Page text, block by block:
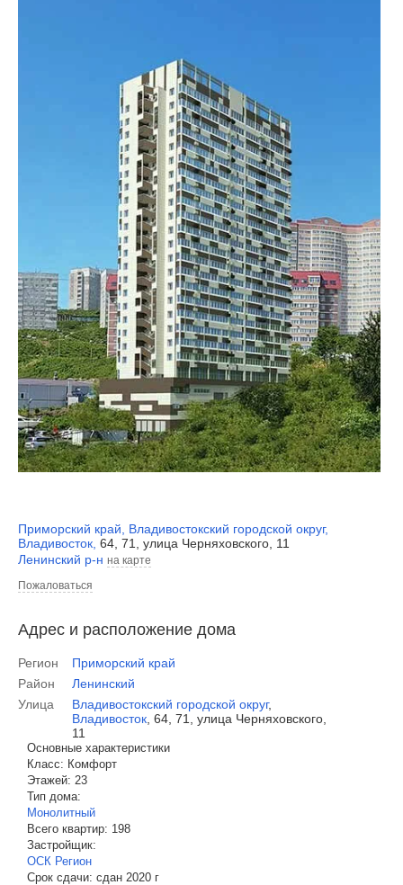
Приморский край Владивостокский городской округ,
Владивосток 64, 71, улица Черняховского, 11
Ленинский р-н на карте
Пожаловаться
Адрес и расположение дома
Регион
Приморский край
Район
Ленинский
Улица
Владивостокский городской округ,
Владивосток 64, 71, улица Черняховского,
11
Основные характеристики
Класс: Комфорт
Этажей: 23
Тип дома:
Монолитный
Всего квартир: 198
Застройщик:
ОСК Регион
Срок сдачи: сдан 2020 г